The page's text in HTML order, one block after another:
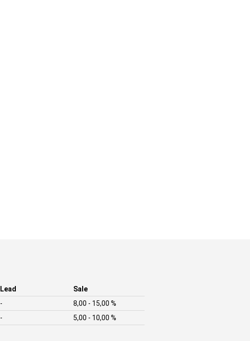
Lead
Sale
-
8,00 - 15,00 %
- 5,00 - 10,00 %